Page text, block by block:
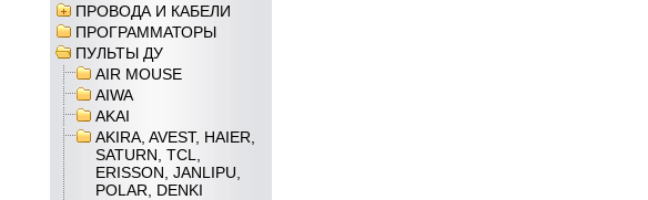
ПРОВОДА И КАБЕЛИ
ПРОГРАММАТОРЫ
ПУЛЬТЫ ДУ
AIR MOUSE
AIWA
AKAI
AKIRA, AVEST, HAIER,
SATURN, TCL,
ERISSON, JANLIPU,
POLAR, DENKI